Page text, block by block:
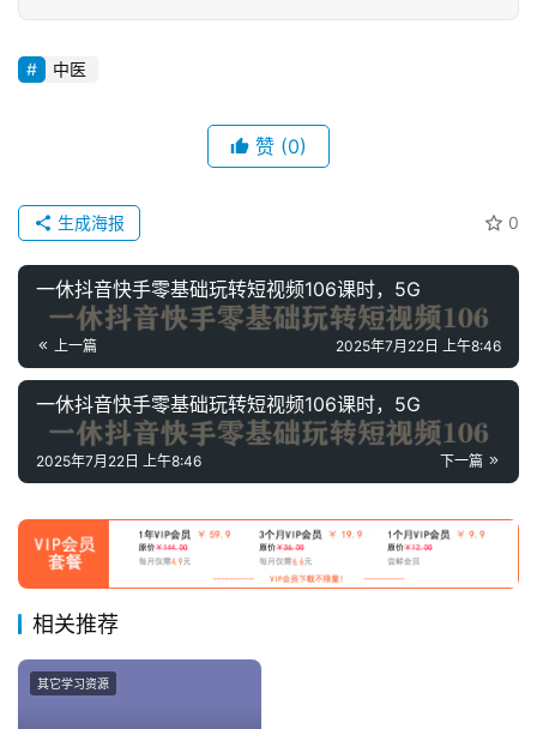
中
童
蒙
儿
英
语
启
蒙
中医
赞 (0)
0
生成海报
一休抖音快手零基础玩转短视频106课时，5G
上一篇 2025年7月22日 上午8:46
一休抖音快手零基础玩转短视频106课时，5G
下一篇
2025年7月22日 上午8:46
相关推荐
其它学习资源